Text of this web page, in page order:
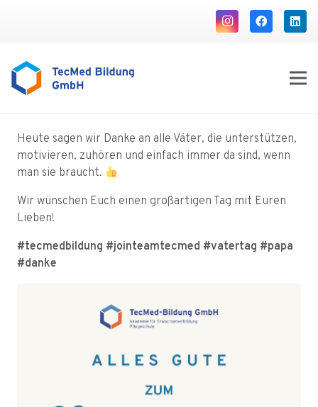
Heute sagen wir Danke an alle Väter, die unterstützen,
motivieren, zuhören und einfach immer da sind, wenn
man sie braucht.
Wir wünschen Euch einen großartigen Tag mit Euren
Lieben!
#tecmedbildung #jointeamtecmed #vatertag #papa
#danke